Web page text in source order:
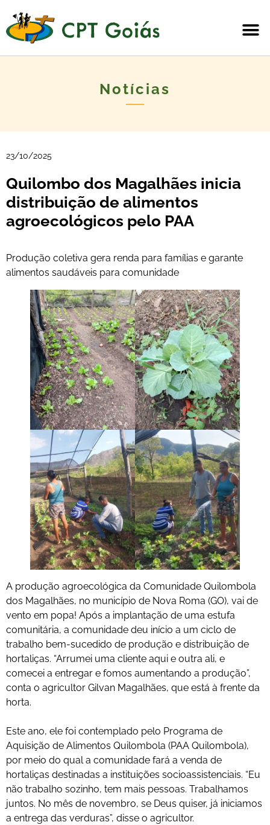
Notícias
23/10/2025
Quilombo dos Magalhães inicia
distribuição de alimentos
agroecológicos pelo PAA
Produção coletiva gera renda para famílias e garante
alimentos saudáveis para comunidade
A produção agroecológica da Comunidade Quilombola
dos Magalhães, no município de Nova Roma (GO), vai de
vento em popa! Após a implantação de uma estufa
comunitária, a comunidade deu início a um ciclo de
trabalho bem-sucedido de produção e distribuição de
hortaliças. “Arrumei uma cliente aqui e outra ali, e
comecei a entregar e fomos aumentando a produção”,
conta o agricultor Gilvan Magalhães, que está à frente da
horta.
Este ano, ele foi contemplado pelo Programa de
Aquisição de Alimentos Quilombola (PAA Quilombola),
por meio do qual a comunidade fará a venda de
hortaliças destinadas a instituições socioassistenciais. “Eu
não trabalho sozinho, tem mais pessoas. Trabalhamos
juntos. No mês de novembro, se Deus quiser, já iniciamos
a entrega das verduras”, disse o agricultor.